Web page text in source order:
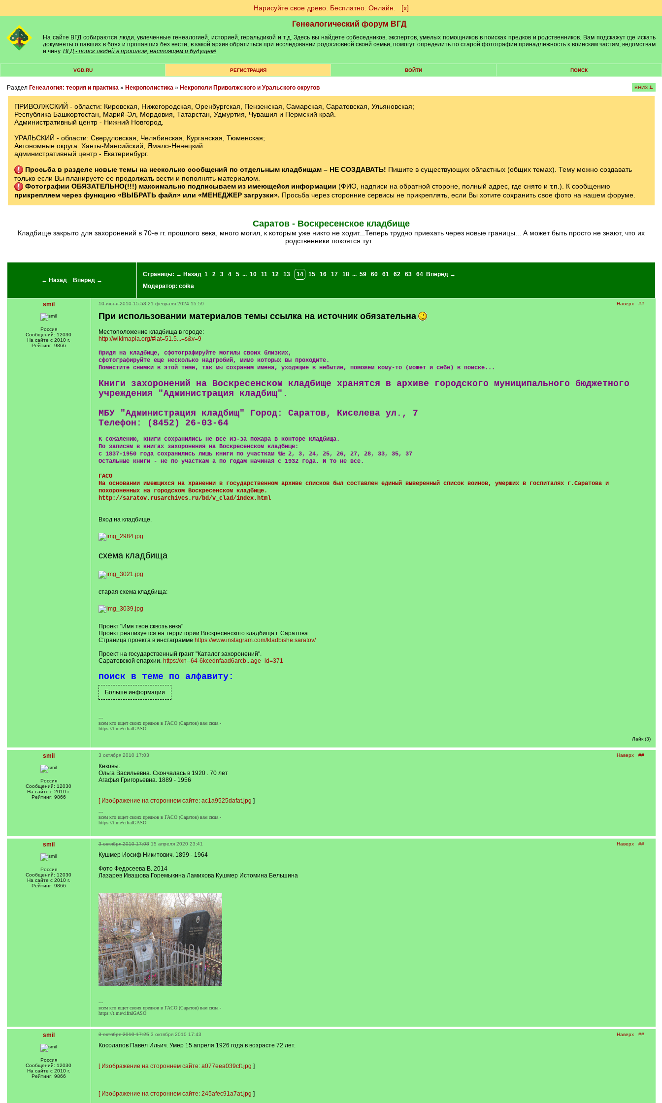
Нарисуйте свое древо. Бесплатно. Онлайн. [х]
Генеалогический форум ВГД
На сайте ВГД собираются люди, увлеченные генеалогией, историей, геральдикой и т.д. Здесь вы найдете собеседников, экспертов, умелых помощников в поисках предков и родственников. Вам подскажут где искать
документы о павших в боях и пропавших без вести, в какой архив обратиться при исследовании родословной своей семьи, помогут определить по старой фотографии принадлежность к воинским частям, ведомствам
и чину. ВГД - поиск людей в прошлом, настоящем и будущем!
VGD.RU РЕГИСТРАЦИЯ ВОЙТИ ПОИСК
Раздел Генеалогия: теория и практика» Некрополистика» Некрополи Приволжского и Уральского округов ВНИЗ ⇊
ПРИВОЛЖСКИЙ - области: Кировская, Нижегородская, Оренбургская, Пензенская, Самарская, Саратовская, Ульяновская;
Республика Башкортостан, Марий-Эл, Мордовия, Татарстан, Удмуртия, Чувашия и Пермский край.
Административный центр - Нижний Новгород.
УРАЛЬСКИЙ - области: Свердловская, Челябинская, Курганская, Тюменская;
Автономные округа: Ханты-Мансийский, Ямало-Ненецкий.
административный центр - Екатеринбург.
Просьба в разделе новые темы на несколько сообщений по отдельным кладбищам – НЕ СОЗДАВАТЬ! Пишите в существующих областных (общих темах). Тему можно создавать
только если Вы планируете ее продолжать вести и пополнять материалом.
Фотографии ОБЯЗАТЕЛЬНО(!!!) максимально подписываем из имеющейся информации (ФИО, надписи на обратной стороне, полный адрес, где снято и т.п.). К сообщению
прикрепляем через функцию «ВЫБРАТЬ файл» или «МЕНЕДЖЕР загрузки». Просьба через сторонние сервисы не прикреплять, если Вы хотите сохранить свое фото на нашем форуме.
Саратов - Воскресенское кладбище
кладбище закрыто для захоронений в 70-е гг. прошлого века, много могил, к которым уже никто не ходит...Теперь трудно приехать через новые границы... А может быть просто не знают, что их
родственники покоятся тут...
← Назад Вперед →
Страницы: ← Назад 1 2 3 4 5 ... 10 11 12 13 14 15 16 17 18 ... 59 60 61 62 63 64
Вперед →
Модератор: coika
smil
Россия
Сообщений: 12030
На сайте с 2010 г.
Рейтинг: 9866
Наверх ##
10 июня 2010 15:58 21 февраля 2024 15:59
При использовании материалов темы ссылка на источник обязательна
Местоположение кладбища в городе:
http://wikimapia.org/#lat=51.5...=s&v=9
Придя на кладбище, сфотографируйте могилы своих близких,
сфотографируйте еще несколько надгробий, мимо которых вы проходите.
Поместите снимки в этой теме, так мы сохраним имена, уходящие в небытие, поможем кому-то (может и себе) в поиске...
Книги захоронений на Воскресенском кладбище хранятся в архиве городского муниципального бюджетного
учреждения "Администрация кладбищ".
МБУ "Администрация кладбищ" Город: Саратов, Киселева ул., 7
Телефон: (8452) 26-03-64
К сожалению, книги сохранились не все из-за пожара в конторе кладбища.
По записям в книгах захоронения на Воскресенском кладбище:
с 1837-1950 года сохранились лишь книги по участкам №№ 2, 3, 24, 25, 26, 27, 28, 33, 35, 37
Остальные книги - не по участкам а по годам начиная с 1932 года. И то не все.
ГАСО
На основании имеющихся на хранении в государственном архиве списков был составлен единый выверенный список воинов, умерших в госпиталях г.Саратова и
похороненных на городском Воскресенском кладбище.
http://saratov.rusarchives.ru/bd/v_clad/index.html
Вход на кладбище.
схема кладбища
старая схема кладбища:
Проект "Имя твое сквозь века"
Проект реализуется на территории Воскресенского кладбища г. Саратова
Страница проекта в инстаграмме https://www.instagram.com/kladbishe.saratov/
Проект на государственный грант "Каталог захоронений".
Саратовской епархии. https://xn--64-6kcednfaad6arcb...age_id=371
поиск в теме по алфавиту:
---
всем кто ищет своих предков в ГАСО (Саратов) вам сюда -
https://t.me/cifralGASO
Лайк (3)
smil
Россия
Сообщений: 12030
На сайте с 2010 г.
Рейтинг: 9866
Наверх ##
3 октября 2010 17:03
Кековы:
Ольга Васильевна. Скончалась в 1920 . 70 лет
Агафья Григорьевна. 1889 - 1956
[ Изображение на стороннем сайте: ac1a9525dafat.jpg ]
---
всем кто ищет своих предков в ГАСО (Саратов) вам сюда -
https://t.me/cifralGASO
smil
Россия
Сообщений: 12030
На сайте с 2010 г.
Рейтинг: 9866
Наверх ##
3 октября 2010 17:08 15 апреля 2020 23:41
Кушмер Иосиф Никитович. 1899 - 1964
Фото Федосеева В. 2014
Лазарев Ивашова Горемыкина Ламихова Кушмер Истомина Бельшина
---
всем кто ищет своих предков в ГАСО (Саратов) вам сюда -
https://t.me/cifralGASO
smil
Россия
Сообщений: 12030
На сайте с 2010 г.
Рейтинг: 9866
Наверх ##
3 октября 2010 17:25 3 октября 2010 17:43
Косолапов Павел Ильич. Умер 15 апреля 1926 года в возрасте 72 лет.
[ Изображение на стороннем сайте: a077eea039cft.jpg ]
[ Изображение на стороннем сайте: 245afec91a7at.jpg ]